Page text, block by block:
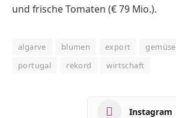
und frische Tomaten (€ 79 Mio.).
algarve blumen export gemüse
portugal
rekord wirtschaft
Instagram